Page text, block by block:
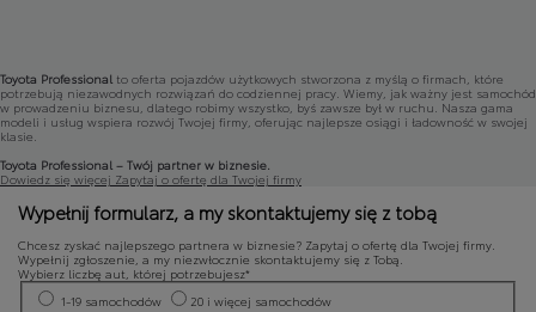
Toyota Professional to oferta pojazdów użytkowych stworzona z myślą o firmach, które
potrzebują niezawodnych rozwiązań do codziennej pracy. Wiemy, jak ważny jest samochód
w prowadzeniu biznesu, dlatego robimy wszystko, byś zawsze był w ruchu. Nasza gama
modeli i usług wspiera rozwój Twojej firmy, oferując najlepsze osiągi i ładowność w swojej
klasie.
Toyota Professional – Twój partner w biznesie.
Dowiedz się więcej Zapytaj o ofertę dla Twojej firmy
Wypełnij formularz, a my skontaktujemy się z tobą
Chcesz zyskać najlepszego partnera w biznesie? Zapytaj o ofertę dla Twojej firmy.
Wypełnij zgłoszenie, a my niezwłocznie skontaktujemy się z Tobą.
Wybierz liczbę aut, której potrzebujesz*
1-19 samochodów
20 i więcej samochodów